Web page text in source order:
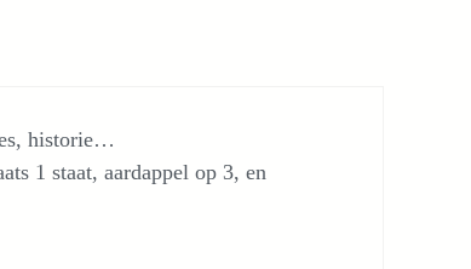
historie…
1 staat, aardappel op 3, en